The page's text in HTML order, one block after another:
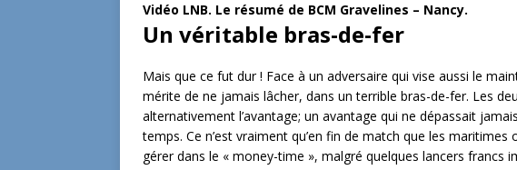
Vidéo LNB. Le résumé de BCM Gravelines – Nancy.
Un véritable bras-de-fer
Mais que ce fut dur ! Face à un adversaire qui vise aussi le
mérite de ne jamais lâcher, dans un terrible bras-de-fer. Les
alternativement l’avantage; un avantage qui ne dépassait
temps. Ce n’est vraiment qu’en fin de match que les
gérer dans le « money-time », malgré quelques lancers francs